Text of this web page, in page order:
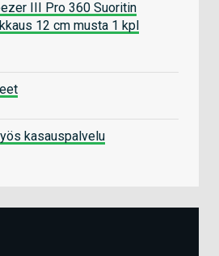
III Pro 360 Suoritin
12 cm musta 1 kpl
kasauspalvelu